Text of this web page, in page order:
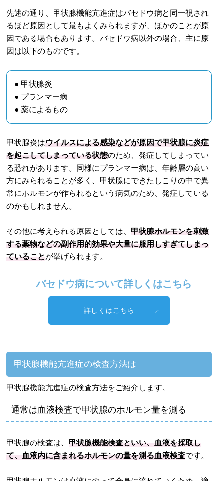
先述の通り、甲状腺機能亢進症はバセドウ病と同一視され
るほど原因として最もよくみられますが、ほかのことが原
因である場合もあります。バセドウ病以外の場合、主に原
因は以下のものです。
● 甲状腺炎
● プランマー病
● 薬によるもの
甲状腺炎はウイルスによる感染などが原因で甲状腺に炎症
を起こしてしまっている状態のため、発症してしまってい
る恐れがあります。同様にプランマー病は、年齢層の高い
方にみられることが多く、甲状腺にできたしこりの中で異
常にホルモンが作られるという病気のため、発症している
のかもしれません。
その他に考えられる原因としては、 甲状腺ホルモンを刺激
する薬物などの副作用的効果や大量に服用しすぎてしまっ
ていることが挙げられます。
バセドウ病について詳しくはこちら
詳しくはこちら
甲状腺機能亢進症の検査方法は
甲状腺機能亢進症の検査方法をご紹介します。
通常は血液検査で甲状腺のホルモン量を測る
甲状腺の検査は、 甲状腺機能検査といい、血液を採取し
て、血液内に含まれるホルモンの量を測る血液検査です。